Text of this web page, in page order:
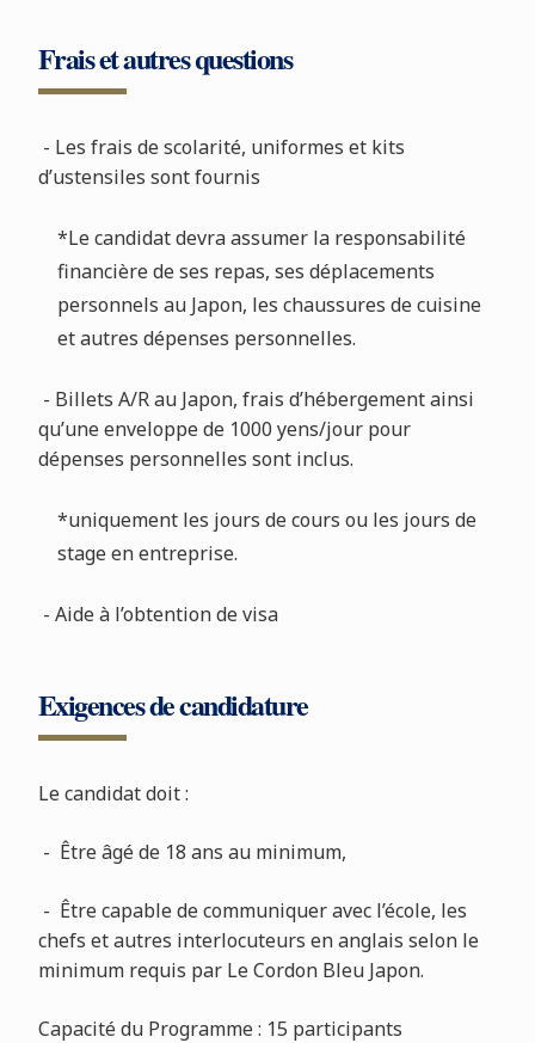
Frais et autres questions
- Les frais de scolarité, uniformes et kits
d’ustensiles sont fournis
*Le candidat devra assumer la responsabilité
financière de ses repas, ses déplacements
personnels au Japon, les chaussures de cuisine
et autres dépenses personnelles.
- Billets A/R au Japon, frais d’hébergement ainsi
qu’une enveloppe de 1000 yens/jour pour
dépenses personnelles sont inclus.
*uniquement les jours de cours ou les jours de
stage en entreprise.
- Aide à l’obtention de visa
Exigences de candidature
Le candidat doit :
- Être âgé de 18 ans au minimum,
- Être capable de communiquer avec l’école, les
chefs et autres interlocuteurs en anglais selon le
minimum requis par Le Cordon Bleu Japon.
Capacité du Programme : 15 participants